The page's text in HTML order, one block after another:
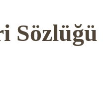
Sözlüğü